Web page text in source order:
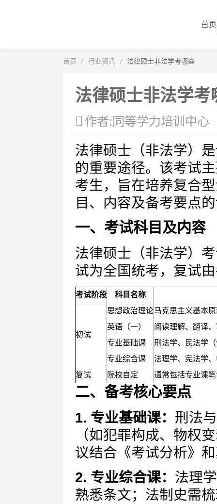
首页
首页 / 行业资讯 / 法律硕士非法学考哪些
法律硕士非法学考
作者:同等学力培训中心
法律硕士（非法学）
的重要途径。该考试
考生，旨在培养复合
目、内容及备考要点
一、考试科目及内容
法律硕士（非法学）
试为全国统考，复试
考试阶段 科目名称
初试
思想政治理论马克思主义基本
英语（一）
阅读理解、翻译
专业基础课
刑法学、民法学
专业综合课
法理学、宪法学
复试
院校自定 通常包括专业课
二、备考核心要点
1. 专业基础课： 刑法
（如犯罪构成、物权
议结合《考试分析》
2. 专业综合课： 法理
熟悉条文；法制史需